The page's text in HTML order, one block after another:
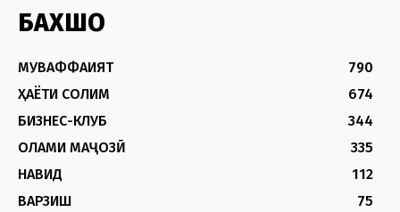
БАХШҲО
МУВАФФАҚИЯТ
790
ҲАЁТИ СОЛИМ
674
БИЗНЕС-КЛУБ
344
ОЛАМИ МАҶОЗӢ
335
НАВИД
112
ВАРЗИШ
75